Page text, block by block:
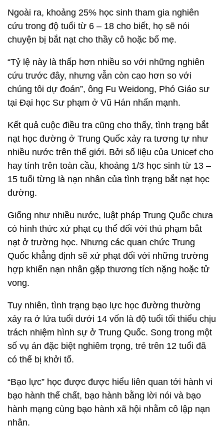
Ngoài ra, khoảng 25% học sinh tham gia nghiên
cứu trong độ tuổi từ 6 – 18 cho biết, họ sẽ nói
chuyện bị bắt nạt cho thầy cô hoặc bố mẹ.
“Tỷ lệ này là thấp hơn nhiều so với những nghiên
cứu trước đây, nhưng vẫn còn cao hơn so với
chúng tôi dự đoán”, ông Fu Weidong, Phó Giáo sư
tại Đại học Sư phạm ở Vũ Hán nhấn mạnh.
Kết quả cuộc điều tra cũng cho thấy, tình trạng bắt
nạt học đường ở Trung Quốc xảy ra tương tự như
nhiều nước trên thế giới. Bởi số liệu của Unicef cho
hay tính trên toàn cầu, khoảng 1/3 học sinh từ 13 –
15 tuổi từng là nạn nhân của tình trạng bắt nạt học
đường.
Giống như nhiều nước, luật pháp Trung Quốc chưa
có hình thức xử phạt cụ thể đối với thủ phạm bắt
nạt ở trường học. Nhưng các quan chức Trung
Quốc khẳng định sẽ xử phạt đối với những trường
hợp khiến nạn nhân gặp thương tích nặng hoặc tử
vong.
Tuy nhiên, tình trạng bạo lực học đường thường
xảy ra ở lứa tuổi dưới 14 vốn là độ tuổi tối thiểu chịu
trách nhiệm hình sự ở Trung Quốc. Song trong một
số vụ án đặc biệt nghiêm trọng, trẻ trên 12 tuổi đã
có thể bị khởi tố.
“Bạo lực” học được được hiểu liên quan tới hành vi
bạo hành thể chất, bạo hành bằng lời nói và bạo
hành mạng cùng bạo hành xã hội nhằm cô lập nạn
nhân.